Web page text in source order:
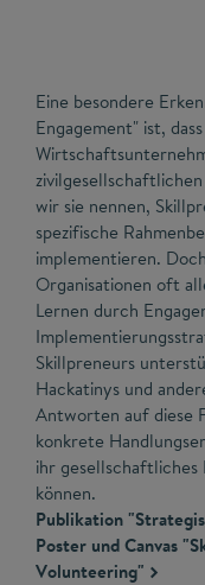
Eine besondere
Engagement" ist,
wir sie nennen,
spezifische
implementieren.
Organisationen oft
Lernen durch
Skillpreneurs
Hackatinys und
Antworten auf diese
konkrete
ihr
können.
Publikation
Poster und Canvas
Volunteering"